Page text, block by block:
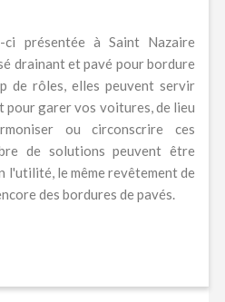
ci présentée à Saint Nazaire
drainant et pavé pour bordure
de rôles, elles peuvent servir
pour garer vos voitures, de lieu
ou circonscrire ces
de solutions peuvent être
l'utilité, le même revêtement de
des bordures de pavés.